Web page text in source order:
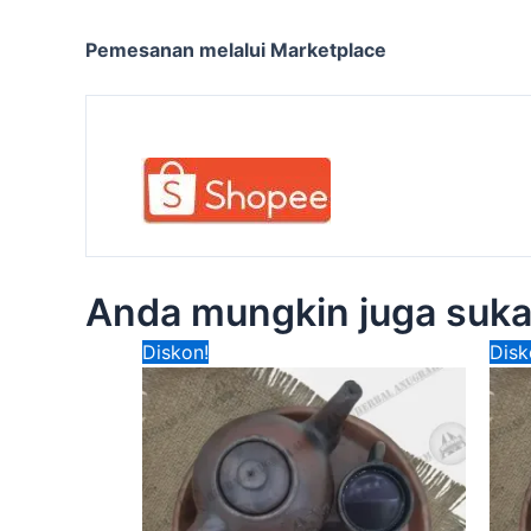
Pemesanan melalui Marketplace
Anda mungkin juga
Diskon!
aslinya
adalah:
Rp280,000.00.
saat
adalah:
Rp190,000.00.